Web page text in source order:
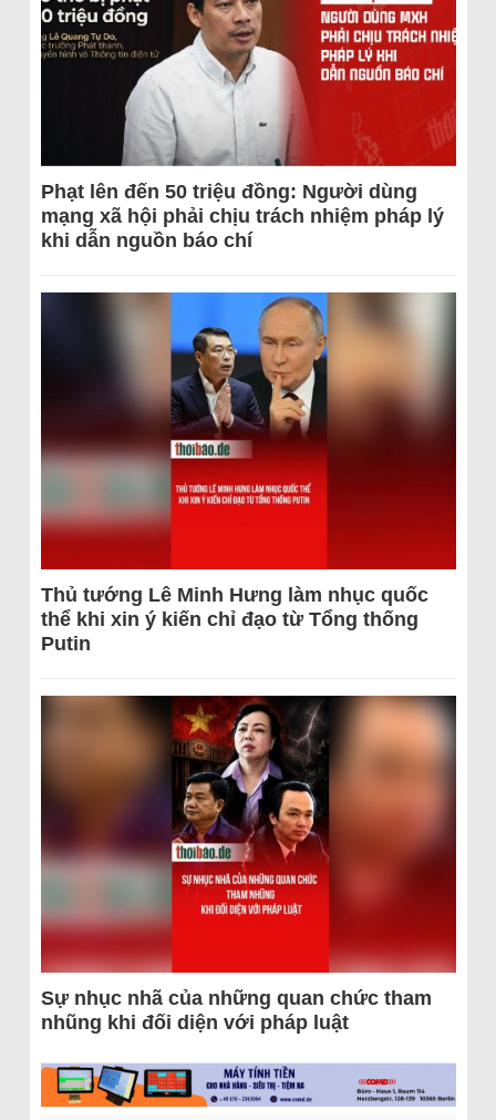
Phạt lên đến 50 triệu đồng: Người dùng
mạng xã hội phải chịu trách nhiệm pháp lý
khi dẫn nguồn báo chí
Thủ tướng Lê Minh Hưng làm nhục quốc
thể khi xin ý kiến chỉ đạo từ Tổng thống
Putin
Sự nhục nhã của những quan chức tham
nhũng khi đối diện với pháp luật